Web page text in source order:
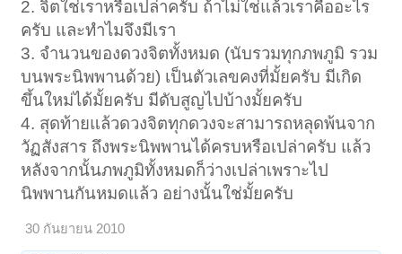
2. จิตใช่เราหรือเปล่าครับ ถ้าไม่ใช่แล้วเราคืออะไร
ครับ และทำไมจึงมีเรา
3. จำนวนของดวงจิตทั้งหมด (นับรวมทุกภพภูมิ รวม
บนพระนิพพานด้วย) เป็นตัวเลขคงที่มั้ยครับ มีเกิด
ขึ้นใหม่ได้มั้ยครับ มีดับสูญไปบ้างมั้ยครับ
4. สุดท้ายแล้วดวงจิตทุกดวงจะสามารถหลุดพ้นจาก
วัฏสังสาร ถึงพระนิพพานได้ครบหรือเปล่าครับ แล้ว
หลังจากนั้นภพภูมิทั้งหมดก็ว่างเปล่าเพราะไป
นิพพานกันหมดแล้ว อย่างนั้นใช่มั้ยครับ
30 กันยายน 2010